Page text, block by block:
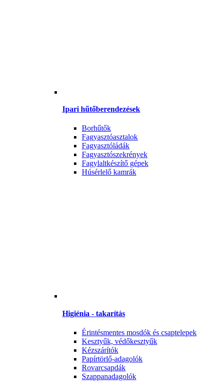
Ipari hűtőberendezések
Borhűtők
Fagyasztóasztalok
Fagyasztóládák
Fagyasztószekrények
Fagylaltkészítő gépek
Húsérlelő kamrák
Higiénia - takarítás
Érintésmentes mosdók és csaptelepek
Kesztyűk, védőkesztyűk
Kézszárítók
Papírtörlő-adagolók
Rovarcsapdák
Szappanadagolók